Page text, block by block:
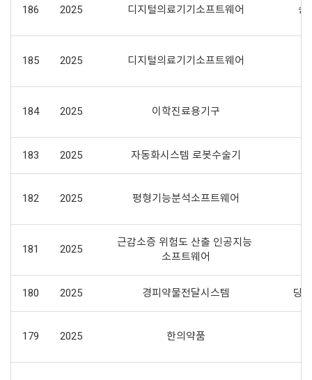
186 2025 디지털의료기기소프트웨어 승
185 2025 디지털의료기기소프트웨어
184 2025 이학진료용기구
183 2025 자동화시스템 로봇수술기
182 2025 평형기능분석소프트웨어
181 2025
근감소증 위험도 산출 인공지능
소프트웨어
180 2025 경피약물전달시스템 당
179 2025 한의약품